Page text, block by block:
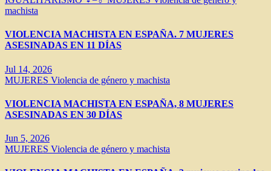
machista
VIOLENCIA MACHISTA EN ESPAÑA. 7 MUJERES
ASESINADAS EN 11 DÍAS
Jul 14, 2026
MUJERES Violencia de género y machista
VIOLENCIA MACHISTA EN ESPAÑA, 8 MUJERES
ASESINADAS EN 30 DÍAS
Jun 5, 2026
MUJERES Violencia de género y machista